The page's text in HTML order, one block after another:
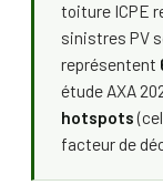
toiture ICPE
sinistres PV
représentent
étude AXA
hotspots
facteur de